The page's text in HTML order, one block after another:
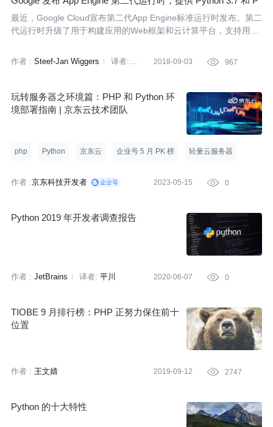
HP 7.2 支持
最近，Google Cloud宣布第二代App Engine标准运行时发布。第二
代运行时升级了用于构建应用的Web框架和云计算平台，支持用户
了Python 3.7和PHP 7.2软件库。
作者 : Steef-Jan Wiggers
译者:
2018-09-03  967
玩转服务器之环境篇：PHP 和 Python 环
境部署指南 | 京东云技术团队
php Python 京东云 企业号 5 月 PK 榜 轻量云服务器
作者 :京东科技开发者 2023-05-15  0
Python 2019 年开发者调查报告
作者 : JetBrains 译者: 平川 2020-06-07  0
TIOBE 9 月排行榜：PHP 正努力保住前十
位置
作者 : 王文婧 2019-09-12  2747
Python 的十大特性